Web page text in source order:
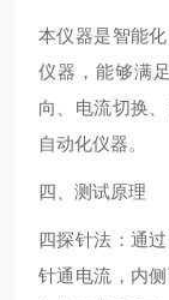
本仪器是智能
仪器，能够满
向、电流切换
自动化仪器。
四、测试原理
四探针法：通
针通电流，内